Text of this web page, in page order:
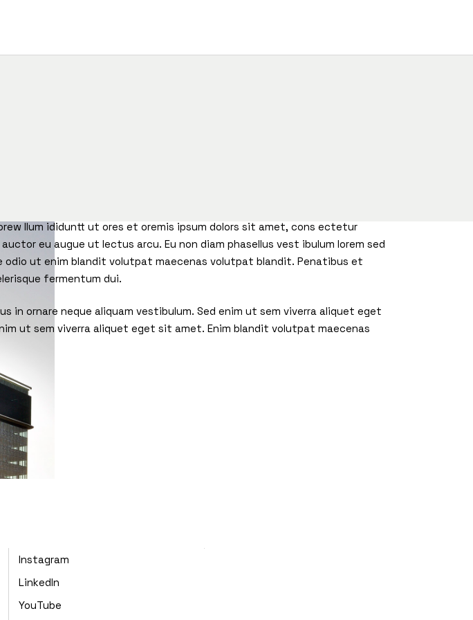
llum ididuntt ut ores et oremis ipsum dolors sit amet, cons ectetur
eu augue ut lectus arcu. Eu non diam phasellus vest ibulum lorem sed
ut enim blandit volutpat maecenas volutpat blandit. Penatibus et
fermentum dui.
ornare neque aliquam vestibulum. Sed enim ut sem viverra aliquet eget
ut sem viverra aliquet eget sit amet. Enim blandit volutpat maecenas
Instagram
LinkedIn
YouTube